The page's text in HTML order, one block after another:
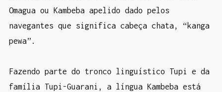
Omagua ou Kambeba apelido dado pelos
navegantes que significa cabeça chata, “kanga
pewa”.
Fazendo parte do tronco linguístico Tupi e da
família Tupi-Guarani, a língua Kambeba está